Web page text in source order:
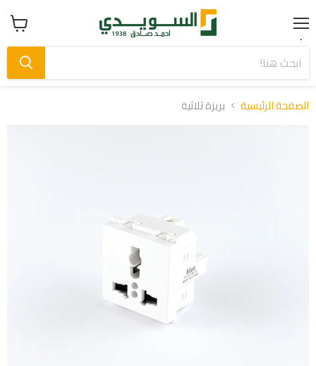
Menu عرض
سلة
الصفحة الرئيسية بريزة ثلاثية